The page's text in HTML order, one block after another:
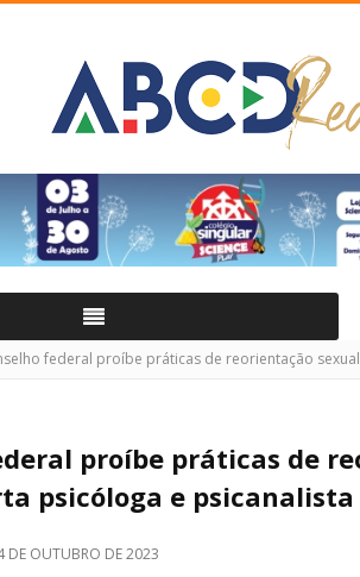
federal proíbe práticas de reorientação
proíbe práticas de
psicóloga e psicanalista
DE OUTUBRO DE 2023